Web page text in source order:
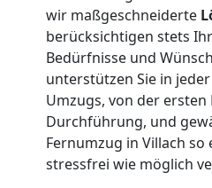
wir maßgeschneiderte
berücksichtigen stets
Bedürfnisse und
unterstützen Sie in
Umzugs, von der
Durchführung, und
Fernumzug in Villach so
stressfrei wie möglich